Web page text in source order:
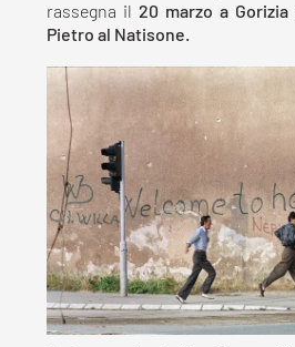
rassegna il 20 marzo a Gorizia
Pietro al Natisone.